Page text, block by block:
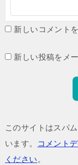
新しいコメント
新しい投稿をメ
このサイトはスパ
います。
コメント
ください。